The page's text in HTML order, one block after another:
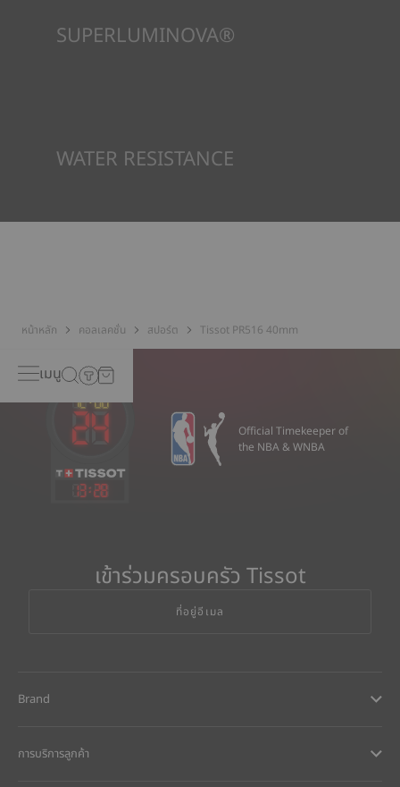
SUPERLUMINOVA®
WATER RESISTANCE
หน้าหลัก คอลเลคชั่น สปอร์ต Tissot PR516 40mm
เมนู
13:28
Official Timekeeper of
the NBA & WNBA
เข้าร่วมครอบครัว Tissot
ที่อยู่อีเมล
Brand
การบริการลูกค้า